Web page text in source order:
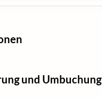
und Umbuchung